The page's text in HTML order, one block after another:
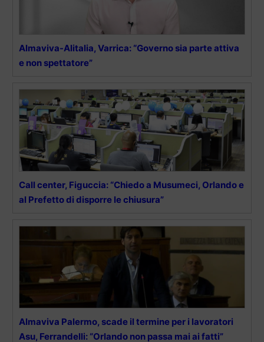
Almaviva-Alitalia, Varrica: “Governo sia parte attiva
e non spettatore”
Call center, Figuccia: “Chiedo a Musumeci, Orlando e
al Prefetto di disporre le chiusura”
Almaviva Palermo, scade il termine per i lavoratori
Asu, Ferrandelli: “Orlando non passa mai ai fatti”